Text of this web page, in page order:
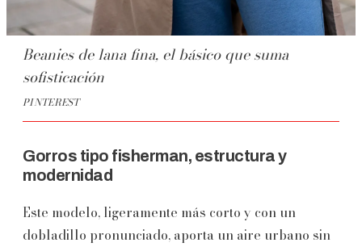
Beanies de lana fina, el básico que suma
sofisticación
PINTEREST
Gorros tipo fisherman, estructura y
modernidad
Este modelo, ligeramente más corto y con un
dobladillo pronunciado, aporta un aire urbano sin